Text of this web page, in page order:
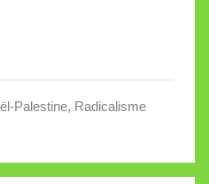
Palestine, Radicalisme